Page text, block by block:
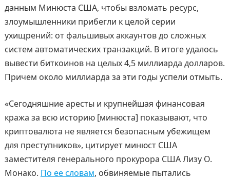
данным Минюста США, чтобы взломать ресурс,
злоумышленники прибегли к целой серии
ухищрений: от фальшивых аккаунтов до сложных
систем автоматических транзакций. В итоге удалось
вывести биткоинов на целых 4,5 миллиарда долларов.
Причем около миллиарда за эти годы успели отмыть.
«Сегодняшние аресты и крупнейшая финансовая
кража за всю историю [минюста] показывают, что
криптовалюта не является безопасным убежищем
для преступников», цитирует минюст США
заместителя генерального прокурора США Лизу О.
Монако. По ее словам, обвиняемые пытались